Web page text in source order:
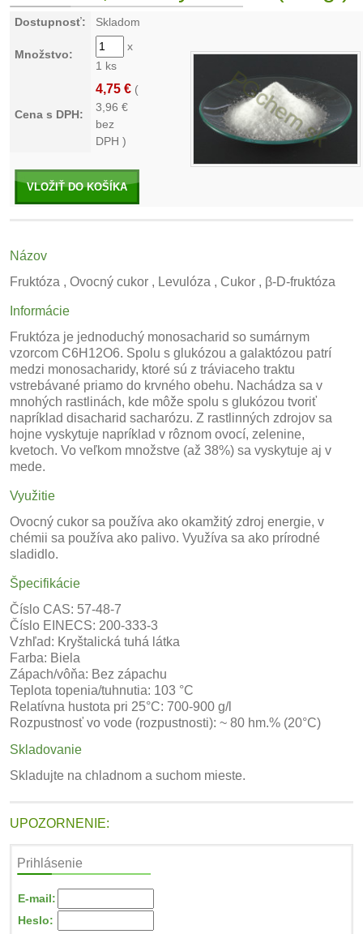
Dostupnosť: Skladom
Množstvo:
x
1 ks
Cena s DPH:
4,75 € (
3,96 €
bez
DPH )
VLOŽIŤ DO KOŠÍKA
Názov
Fruktóza , Ovocný cukor , Levulóza , Cukor , β-D-fruktóza
Informácie
Fruktóza je jednoduchý monosacharid so sumárnym
vzorcom C6H12O6. Spolu s glukózou a galaktózou patrí
medzi monosacharidy, ktoré sú z tráviaceho traktu
vstrebávané priamo do krvného obehu. Nachádza sa v
mnohých rastlinách, kde môže spolu s glukózou tvoriť
napríklad disacharid sacharózu. Z rastlinných zdrojov sa
hojne vyskytuje napríklad v rôznom ovocí, zelenine,
kvetoch. Vo veľkom množstve (až 38%) sa vyskytuje aj v
mede.
Využitie
Ovocný cukor sa používa ako okamžitý zdroj energie, v
chémii sa používa ako palivo. Využíva sa ako prírodné
sladidlo.
Špecifikácie
Číslo CAS: 57-48-7
Číslo EINECS: 200-333-3
Vzhľad: Kryštalická tuhá látka
Farba: Biela
Zápach/vôňa: Bez zápachu
Teplota topenia/tuhnutia: 103 °C
Relatívna hustota pri 25°C: 700-900 g/l
Rozpustnosť vo vode (rozpustnosti): ~ 80 hm.% (20°C)
Skladovanie
Skladujte na chladnom a suchom mieste.
UPOZORNENIE:
Prihlásenie
E-mail:
Heslo: